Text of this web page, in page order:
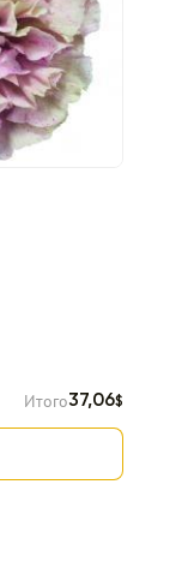
Итого37,06$